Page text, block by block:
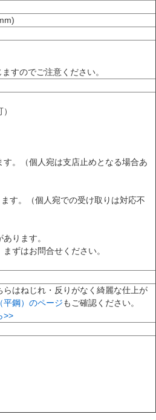
すのでご注意ください。
。（個人宛は支店止めとなる場合あ
す。（個人宛での受け取りは対応不
ります。
ずはお問合せください。
はねじれ・反りがなく綺麗な仕上が
平鋼）のページもご確認ください。
>>